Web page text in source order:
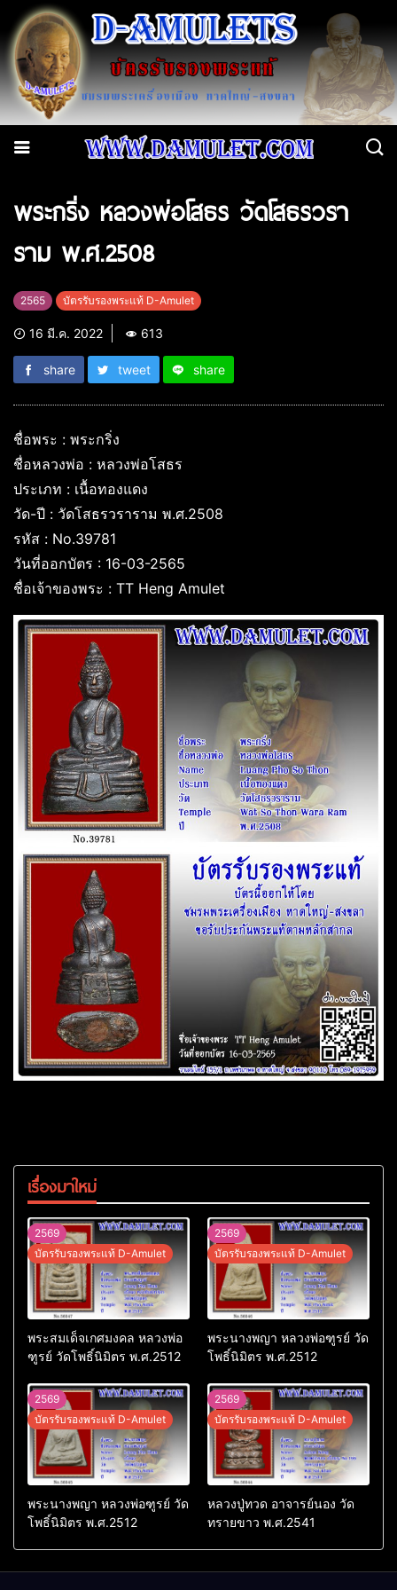
พระกริ่ง หลวงพ่อโสธร วัดโสธรวรา
ราม พ.ศ.2508
2565 บัตรรับรองพระแท้ D-Amulet
16 มี.ค. 2022 613
share tweet share
ชื่อพระ : พระกริ่ง
ชื่อหลวงพ่อ : หลวงพ่อโสธร
ประเภท : เนื้อทองแดง
วัด-ปี : วัดโสธรวราราม พ.ศ.2508
รหัส : No.39781
วันที่ออกบัตร : 16-03-2565
ชื่อเจ้าของพระ : TT Heng Amulet
เรื่องมาใหม่
2569
บัตรรับรองพระแท้ D-Amulet
พระสมเด็จเกศมงคล หลวงพ่อ
ฑูรย์ วัดโพธิ์นิมิตร พ.ศ.2512
2569
บัตรรับรองพระแท้ D-Amulet
พระนางพญา หลวงพ่อฑูรย์ วัด
โพธิ์นิมิตร พ.ศ.2512
2569
บัตรรับรองพระแท้ D-Amulet
พระนางพญา หลวงพ่อฑูรย์ วัด
โพธิ์นิมิตร พ.ศ.2512
2569
บัตรรับรองพระแท้ D-Amulet
หลวงปู่ทวด อาจารย์นอง วัด
ทรายขาว พ.ศ.2541